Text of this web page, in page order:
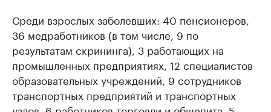
Среди взрослых заболевших: 40 пенсионеров,
36 медработников (в том числе, 9 по
результатам скрининга), 3 работающих на
промышленных предприятиях, 12 специалистов
образовательных учреждений, 9 сотрудников
транспортных предприятий и транспортных